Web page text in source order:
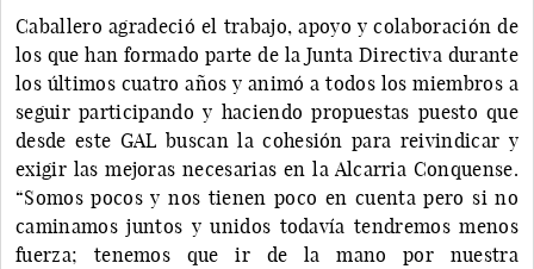
Caballero agradeció el trabajo, apoyo y colaboración de
los que han formado parte de la Junta Directiva durante
los últimos cuatro años y animó a todos los miembros a
seguir participando y haciendo propuestas puesto que
desde este GAL buscan la cohesión para reivindicar y
exigir las mejoras necesarias en la Alcarria Conquense.
“Somos pocos y nos tienen poco en cuenta pero si no
caminamos juntos y unidos todavía tendremos menos
fuerza; tenemos que ir de la mano por nuestra